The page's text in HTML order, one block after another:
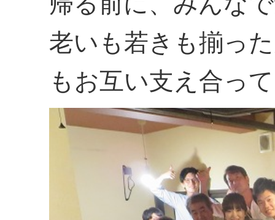
老いも若きも揃っ
もお互い支え合っ